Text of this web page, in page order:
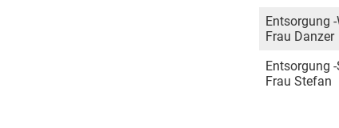
Entsorgung
Frau Danzer
Entsorgung
Frau Stefan